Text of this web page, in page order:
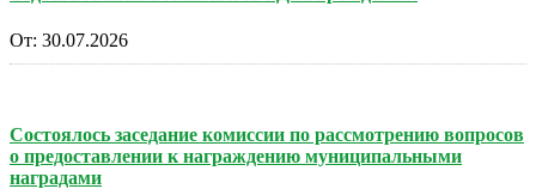
От: 30.07.2026
Состоялось заседание комиссии по рассмотрению вопросов
о предоставлении к награждению муниципальными
наградами